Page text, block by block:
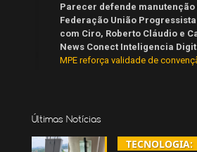
Parecer defende
Federação União
com Ciro, Roberto Cláudio e
News Conect Inteligencia
MPE reforça validade de
Últimas Notícias
TECNOLOGIA: